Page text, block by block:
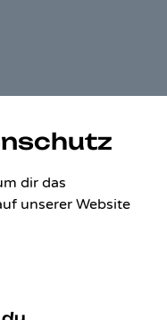
dir das
unserer Website